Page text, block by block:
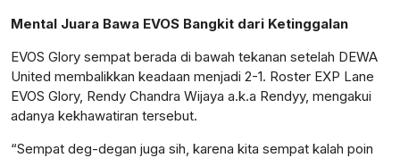
Mental Juara Bawa EVOS Bangkit dari Ketinggalan
EVOS Glory sempat berada di bawah tekanan setelah DEWA
United membalikkan keadaan menjadi 2-1. Roster EXP Lane
EVOS Glory, Rendy Chandra Wijaya a.k.a Rendyy, mengakui
adanya kekhawatiran tersebut.
“Sempat deg-degan juga sih, karena kita sempat kalah poin